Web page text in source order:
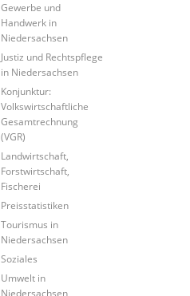
Gewerbe und
Handwerk in
Niedersachsen
Justiz und Rechtspflege
in Niedersachsen
Konjunktur:
Volkswirtschaftliche
Gesamtrechnung
(VGR)
Landwirtschaft,
Forstwirtschaft,
Fischerei
Preisstatistiken
Tourismus in
Niedersachsen
Soziales
Umwelt in
Niedersachsen